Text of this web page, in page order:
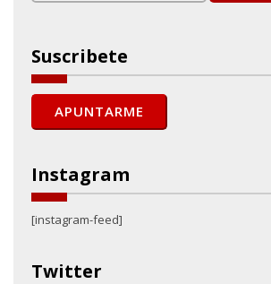
Suscribete
Instagram
[instagram-feed]
Twitter